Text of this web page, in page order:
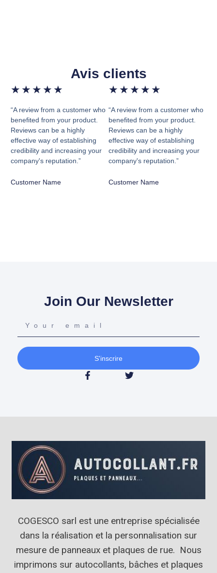
Avis clients
★ ★ ★ ★ ★
“A review from a customer who
benefited from your product.
Reviews can be a highly
effective way of establishing
credibility and increasing your
company's reputation.”
Customer Name
★ ★ ★ ★ ★
“A review from a customer who
benefited from your product.
Reviews can be a highly
effective way of establishing
credibility and increasing your
company's reputation.”
Customer Name
Join Our Newsletter
S'inscrire
COGESCO sarl est une entreprise spécialisée
dans la réalisation et la personnalisation sur
mesure de panneaux et plaques de rue. Nous
imprimons sur autocollants, bâches et plaques